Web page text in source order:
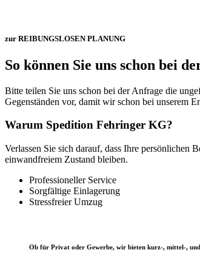
zur REIBUNGSLOSEN PLANUNG
So können Sie uns schon bei
Bitte teilen Sie uns schon bei der Anfrage die
Gegenständen vor, damit wir schon bei unserem
Warum Spedition Fehringer KG?
Verlassen Sie sich darauf, dass Ihre persönlichen
einwandfreiem Zustand bleiben.
Professioneller Service
Sorgfältige Einlagerung
Stressfreier Umzug
Ob für Privat oder Gewerbe, wir bieten kurz-, mittel-,